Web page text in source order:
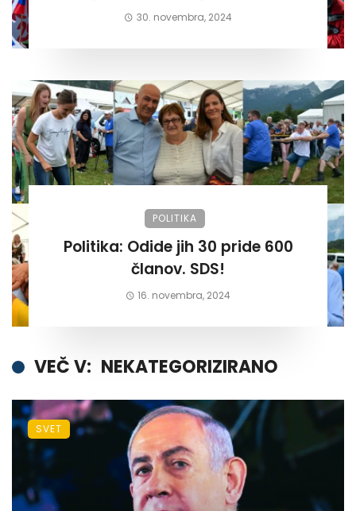
30. novembra, 2024
POLITIKA
Politika: Odide jih 30 pride 600
članov. SDS!
16. novembra, 2024
VEČ V: NEKATEGORIZIRANO
SVET